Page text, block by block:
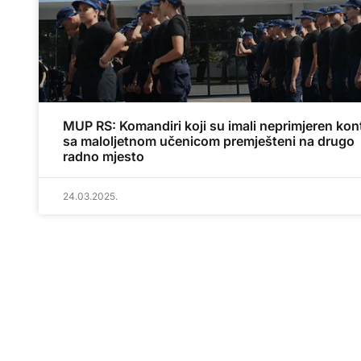
MUP RS: Komandiri koji su imali neprimjeren
sa maloljetnom učenicom premješteni na drugo
radno mjesto
24.03.2025.